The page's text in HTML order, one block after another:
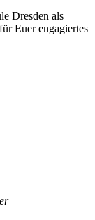
Dresden als
Euer engagiertes